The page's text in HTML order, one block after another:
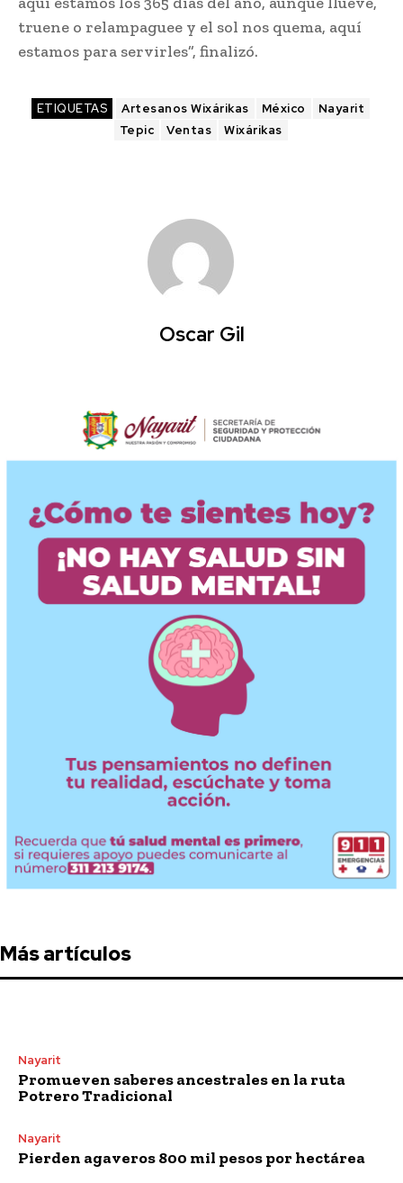
truene o relampaguee y el sol nos quema, aquí
estamos para servirles”, finalizó.
ETIQUETAS Artesanos Wixárikas México
Nayarit
Tepic
Ventas Wixárikas
Oscar Gil
Más artículos
Nayarit
Promueven saberes ancestrales en la ruta
Potrero Tradicional
Nayarit
Pierden agaveros 800 mil pesos por hectárea